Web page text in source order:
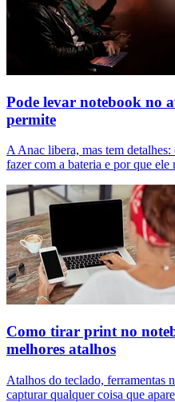
Pode levar notebook no
permite
A Anac libera, mas tem
fazer com a bateria e por que ele
Como tirar print no
melhores atalhos
Atalhos do teclado, ferramentas
capturar qualquer coisa que